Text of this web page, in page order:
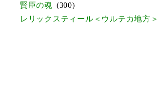
賢臣の魂
300
レリックスティール＜ウルテカ地方＞